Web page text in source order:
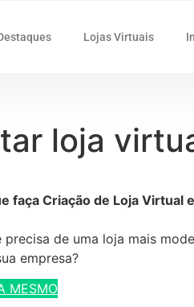
Lojas Virtuais
loja
faça Criação de Loja Virtual
de uma loja mais
empresa?
MESMO